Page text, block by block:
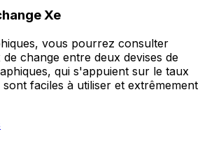
Xe
vous pourrez consulter
change entre deux devises de
qui s'appuient sur le taux
faciles à utiliser et extrêmement